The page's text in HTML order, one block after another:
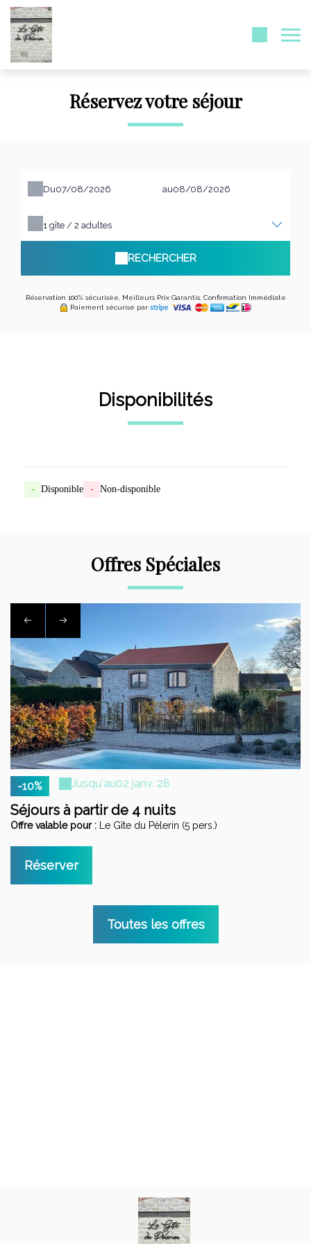
Réservez votre séjour
Du au
1 gîte / 2 adultes
RECHERCHER
Réservation 100% sécurisée, Meilleurs Prix Garantis, Confirmation Immédiate
Paiement sécurisé par
Disponibilités
- Disponible - Non-disponible
Offres Spéciales
-10% Jusqu'au02 janv. 28
Séjours à partir de 4 nuits
Offre valable pour : Le Gîte du Pèlerin (5 pers.)
Réserver
Toutes les offres